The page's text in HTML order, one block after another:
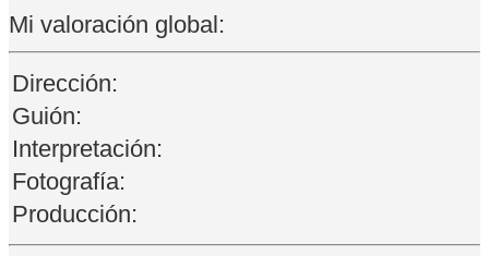
Mi valoración global:
Dirección:
Guión:
Interpretación:
Fotografía:
Producción: